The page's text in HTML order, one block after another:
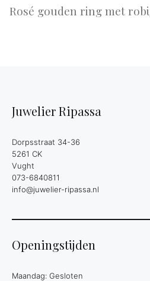
Rosé gouden ring met
Juwelier Ripassa
Dorpsstraat 34-36
5261 CK
Vught
073-6840811
info@juwelier-ripassa.nl
Openingstijden
Maandag: Gesloten